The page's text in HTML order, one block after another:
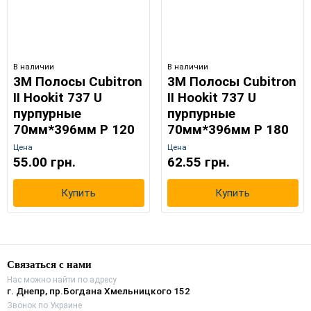
В наличии
3M Полосы Cubitron
II Hookit 737 U
пурпурные
70мм*396мм Р 120
Цена
55.00 грн.
Купить
В наличии
3M Полосы Cubitron
II Hookit 737 U
пурпурные
70мм*396мм Р 180
Цена
62.55 грн.
Купить
Связаться с нами
Нас можно найти по адресу
г. Днепр, пр.Богдана Хмельницкого 152
Звонок по Украине